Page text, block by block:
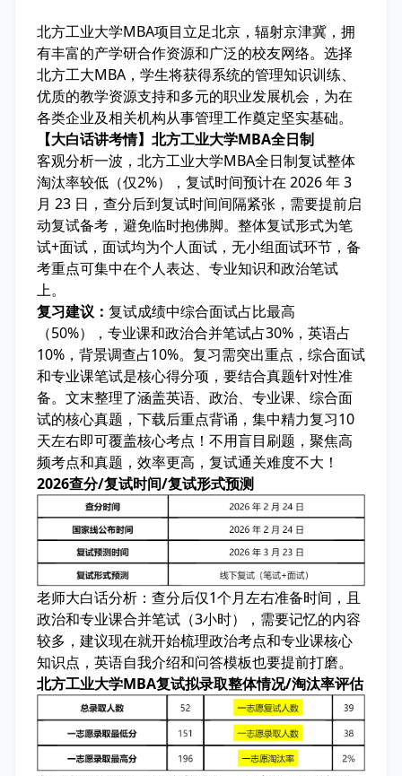
北方工业大学MBA项目立足北京，辐射京津冀，拥
有丰富的产学研合作资源和广泛的校友网络。选择
北方工大MBA，学生将获得系统的管理知识训练、
优质的教学资源支持和多元的职业发展机会，为在
各类企业及相关机构从事管理工作奠定坚实基础。
【大白话讲考情】北方工业大学MBA全日制
客观分析一波，北方工业大学MBA全日制复试整体
淘汰率较低 （仅2%），复试时间预计在 2026 年 3
月 23 日，查分后到复试时间间隔紧张，需要提前启
动复试备考 ，避免临时抱佛脚。整体复试形式为笔
试+面试 ，面试均为个人面试 ，无小组面试环节，备
考重点可集中在个人表达、专业知识和政治笔试
上。
复习建议： 复试成绩中综合面试占比最高
（50%），专业课和政治合并笔试占30%，英语占
10%，背景调查占10%。复习需突出重点， 综合面试
和专业课笔试是核心得分项 ，要结合真题针对性准
备。文末整理了涵盖英语、政治、专业课、综合面
试的核心真题，下载后重点背诵， 集中精力复习10
天左右即可覆盖核心考点 ！不用盲目刷题，聚焦高
频考点和真题，效率更高，复试通关难度不大！
2026查分/复试时间/复试形式预测
老师大白话分析： 查分后仅1个月左右准备时间，且
政治和专业课合并笔试（3小时），需要记忆的内容
较多，建议现在就开始梳理政治考点和专业课核心
知识点，英语自我介绍和问答模板也要提前打磨。
北方工业大学MBA复试拟录取整体情况/淘汰率评估